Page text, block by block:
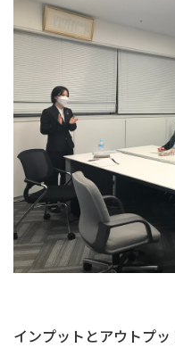
インプットとアウトプ